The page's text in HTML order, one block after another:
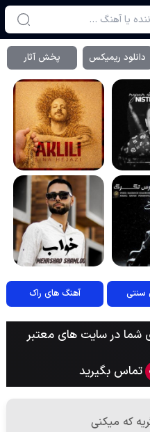
دانلود ریمیکس پخش آثار
سنتی آهنگ های راک
در سایت های معتبر
تماس بگیرید
که میکنی